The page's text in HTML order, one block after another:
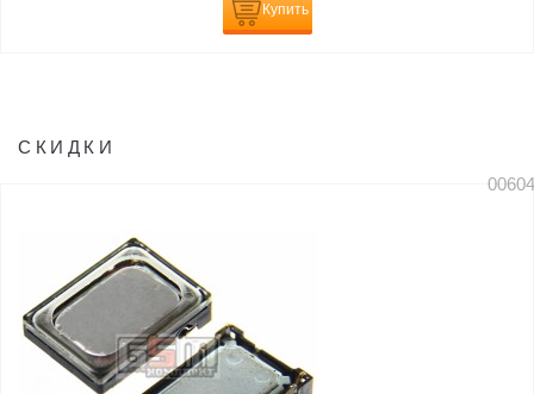
Купить
СКИДКИ